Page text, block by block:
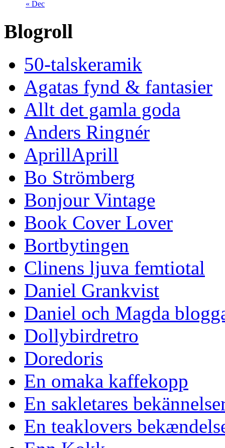
« Dec
Blogroll
50-talskeramik
Agatas fynd & fantasier
Allt det gamla goda
Anders Ringnér
AprillAprill
Bo Strömberg
Bonjour Vintage
Book Cover Lover
Bortbytingen
Clinens ljuva femtiotal
Daniel Grankvist
Daniel och Magda
Dollybirdretro
Doredoris
En omaka kaffekopp
En sakletares
En teaklovers